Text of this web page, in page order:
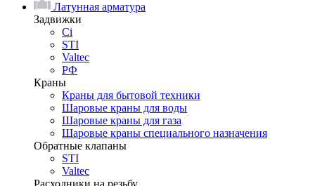
Латунная арматура
Задвижки
Ci
STI
Valtec
РФ
Краны
Краны для бытовой техники
Шаровые краны для воды
Шаровые краны для газа
Шаровые краны специального назначения
Обратные клапаны
STI
Valtec
Расходники на резьбу